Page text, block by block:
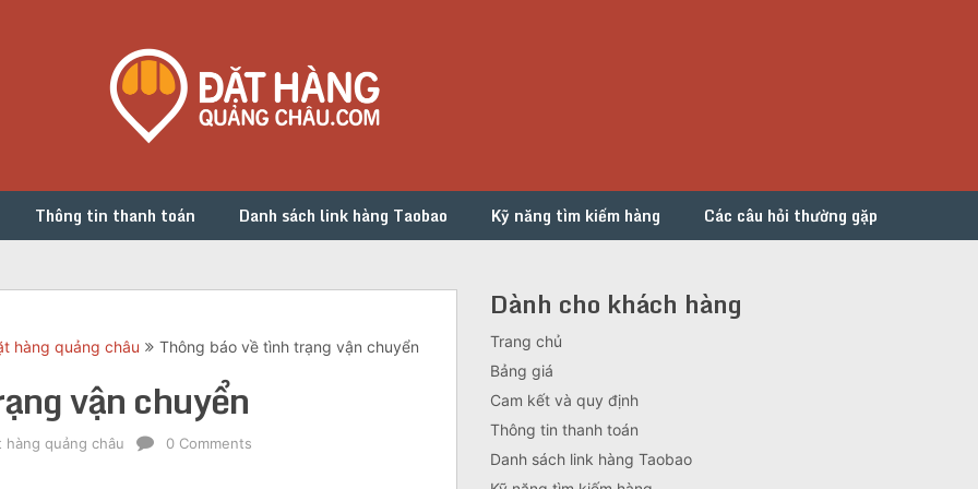
Thông tin thanh toán Danh sách link hàng Taobao Kỹ năng tìm kiếm hàng Các câu hỏi thường gặp
hàng quảng châu Thông báo về tình trạng vận chuyển
vận chuyển
hàng quảng châu 0 Comments
Dành cho khách hàng
Trang chủ
Bảng giá
Cam kết và quy định
Thông tin thanh toán
Danh sách link hàng Taobao